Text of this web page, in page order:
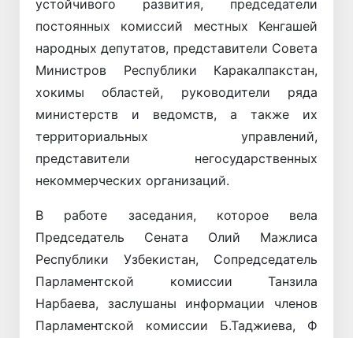
устойчивого развития, председатели
постоянных комиссий местных Кенгашей
народных депутатов, представители Совета
Министров Республики Каракалпакстан,
хокимы областей, руководители ряда
министерств и ведомств, а также их
территориальных управлений,
представители негосударственных
некоммерческих организаций.
В работе заседания, которое вела
Председатель Сената Олий Мажлиса
Республики Узбекистан, Сопредседатель
Парламентской комиссии Танзила
Нарбаева, заслушаны информации членов
Парламентской комиссии Б.Таджиева, Ф